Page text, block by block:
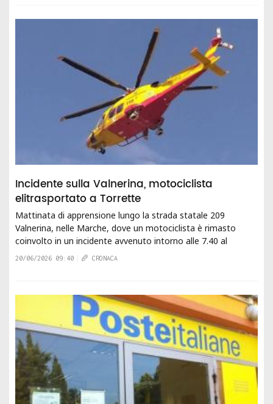
Incidente sulla Valnerina, motociclista
elitrasportato a Torrette
Mattinata di apprensione lungo la strada statale 209
Valnerina, nelle Marche, dove un motociclista è rimasto
coinvolto in un incidente avvenuto intorno alle 7.40 al
chilometro 80 dell'arteria. Secondo le...
20/06/2026 09:40 CRONACA